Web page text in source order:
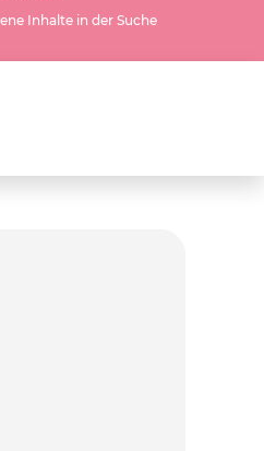
Inhalte in der Suche